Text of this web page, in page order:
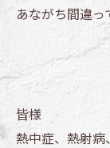
あながち間違
皆様
熱中症、熱射